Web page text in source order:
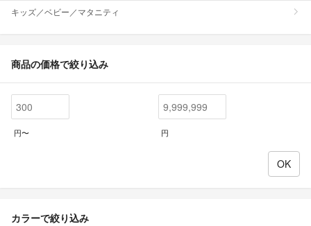
キッズ／ベビー／マタニティ
商品の価格で絞り込み
円〜 円
カラーで絞り込み